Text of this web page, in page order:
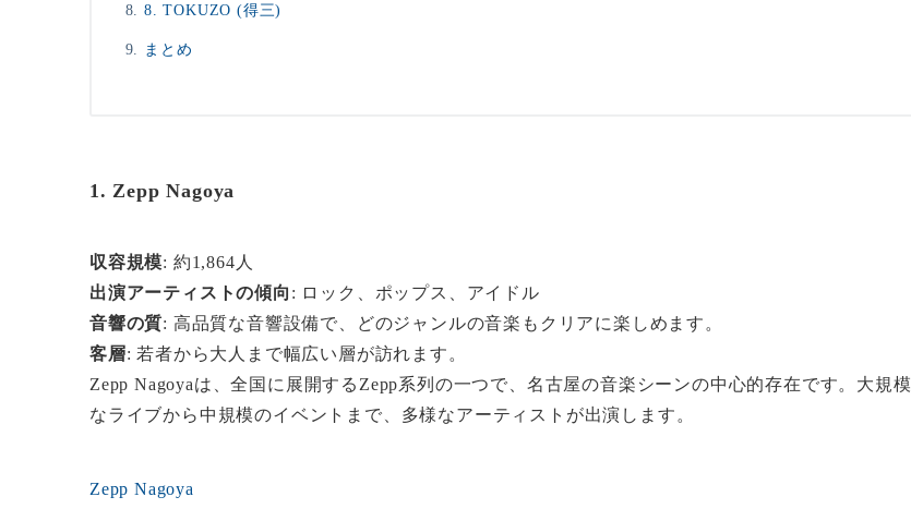
8. TOKUZO (得三)
まとめ
1. Zepp Nagoya
収容規模: 約1,864人
出演アーティストの傾向 : ロック、ポップス、アイドル
音響の質: 高品質な音響設備で、どのジャンルの音楽もクリアに楽しめます。
客層: 若者から大人まで幅広い層が訪れます。
Zepp Nagoyaは、全国に展開するZepp系列の一つで、名古屋の音楽シーンの中心的存在です。大規模
なライブから中規模のイベントまで、多様なアーティストが出演します。
Zepp Nagoya